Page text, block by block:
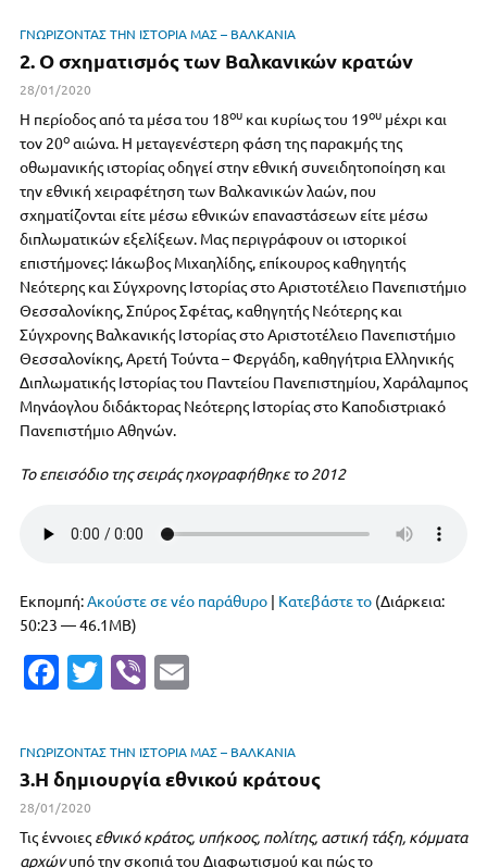
e
b
o
o
k
it
te
er ai
l
ΓΝΩΡΙΖΟΝΤΑΣ ΤΗΝ ΙΣΤΟΡΙΑ ΜΑΣ – ΒΑΛΚΑΝΙΑ
2. Ο σχηματισμός των Βαλκανικών κρατών
28/01/2020
Η περίοδος από τα μέσα του 18ου και κυρίως του 19ου μέχρι και
τον 20οαιώνα. Η μεταγενέστερη φάση της παρακμής της
οθωμανικής ιστορίας οδηγεί στην εθνική συνειδητοποίηση και
την εθνική χειραφέτηση των Βαλκανικών λαών, που
σχηματίζονται είτε μέσω εθνικών επαναστάσεων είτε μέσω
διπλωματικών εξελίξεων. Μας περιγράφουν οι ιστορικοί
επιστήμονες: Ιάκωβος Μιχαηλίδης, επίκουρος καθηγητής
Νεότερης και Σύγχρονης Ιστορίας στο Αριστοτέλειο Πανεπιστήμιο
Θεσσαλονίκης, Σπύρος Σφέτας, καθηγητής Νεότερης και
Σύγχρονης Βαλκανικής Ιστορίας στο Αριστοτέλειο Πανεπιστήμιο
Θεσσαλονίκης, Αρετή Τούντα – Φεργάδη, καθηγήτρια Ελληνικής
Διπλωματικής Ιστορίας του Παντείου Πανεπιστημίου, Χαράλαμπος
Μηνάογλου διδάκτορας Νεότερης Ιστορίας στο Καποδιστριακό
Πανεπιστήμιο Αθηνών.
Το επεισόδιο της σειράς ηχογραφήθηκε το 2012
Εκπομπή:Ακούστε σε νέο παράθυρο | Κατεβάστε το (Διάρκεια:
50:23 — 46.1MB)
Fa
e
b
o
o
T
it
te
Vi
er ai
l
ΓΝΩΡΙΖΟΝΤΑΣ ΤΗΝ ΙΣΤΟΡΙΑ ΜΑΣ – ΒΑΛΚΑΝΙΑ
3.Η δημιουργία εθνικού κράτους
28/01/2020
Τις έννοιες εθνικό κράτος, υπήκοος, πολίτης, αστική τάξη, κόμματα
αρχώνυπό την σκοπιά του Διαφωτισμού και πώς το